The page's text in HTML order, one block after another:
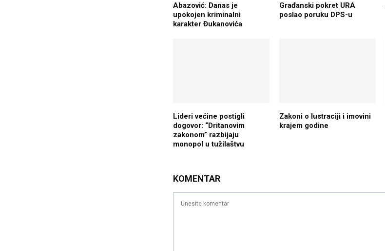
Abazović: Danas je
upokojen kriminalni
karakter Đukanovića
Građanski pokret URA
poslao poruku DPS-u
Lideri većine postigli
dogovor: “Dritanovim
zakonom” razbijaju
monopol u tužilaštvu
Zakoni o lustraciji i imovini
krajem godine
KOMENTAR